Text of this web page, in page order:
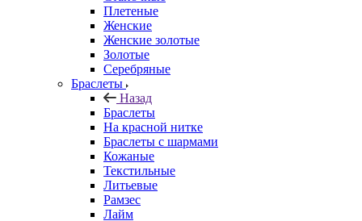
Плетеные
Женские
Женские золотые
Золотые
Серебряные
Браслеты
Назад
Браслеты
На красной нитке
Браслеты с шармами
Кожаные
Текстильные
Литьевые
Рамзес
Лайм